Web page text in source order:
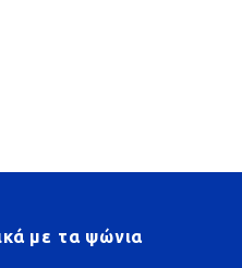
με τα ψώνια